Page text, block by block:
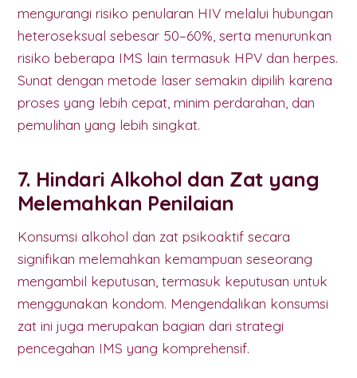
mengurangi risiko penularan HIV melalui hubungan
heteroseksual sebesar 50–60%, serta menurunkan
risiko beberapa IMS lain termasuk HPV dan herpes.
Sunat dengan metode laser semakin dipilih karena
proses yang lebih cepat, minim perdarahan, dan
pemulihan yang lebih singkat.
7. Hindari Alkohol dan Zat yang
Melemahkan Penilaian
Konsumsi alkohol dan zat psikoaktif secara
signifikan melemahkan kemampuan seseorang
mengambil keputusan, termasuk keputusan untuk
menggunakan kondom. Mengendalikan konsumsi
zat ini juga merupakan bagian dari strategi
pencegahan IMS yang komprehensif.